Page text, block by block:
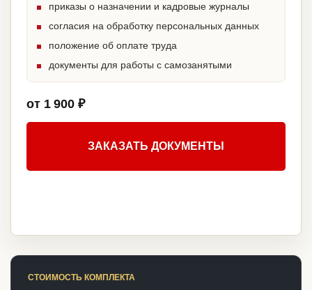
приказы о назначении и кадровые журналы
согласия на обработку персональных данных
положение об оплате труда
документы для работы с самозанятыми
от 1 900 ₽
ЗАКАЗАТЬ ДОКУМЕНТЫ
СТОИМОСТЬ КОМПЛЕКТА